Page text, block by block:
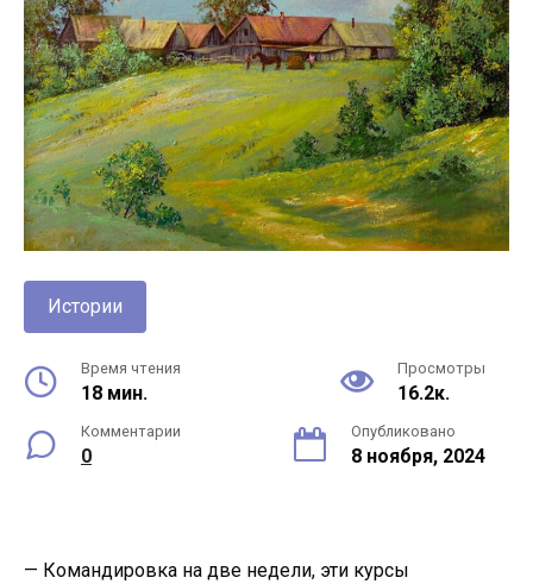
Истории
Время чтения
18 мин.
Просмотры
16.2к.
Комментарии
0
Опубликовано
8 ноября, 2024
— Командировка на две недели, эти курсы